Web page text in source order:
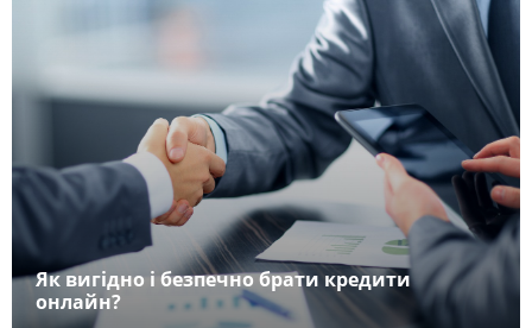
Як вигідно і безпечно брати кредити
онлайн?